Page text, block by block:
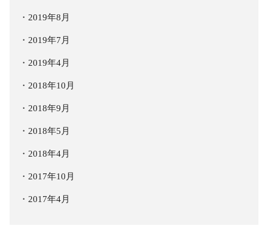
2019年8月
2019年7月
2019年4月
2018年10月
2018年9月
2018年5月
2018年4月
2017年10月
2017年4月